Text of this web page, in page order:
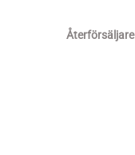
Återförsäljare